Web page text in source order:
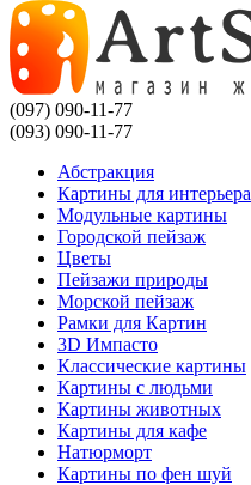
(097) 090-11-77
(093) 090-11-77
Абстракция
Картины для интерьера
Модульные картины
Городской пейзаж
Цветы
Пейзажи природы
Морской пейзаж
Рамки для Картин
3D Импасто
Классические картины
Картины с людьми
Картины животных
Картины для кафе
Натюрморт
Картины по фен шуй